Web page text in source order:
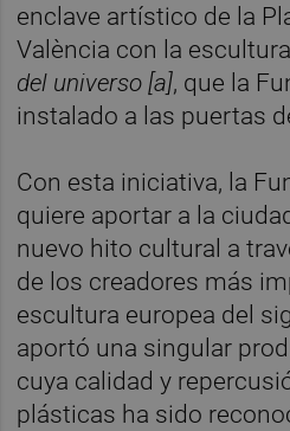
enclave artístico de la
València con la
del universo [a], que la
instalado a las puertas
Con esta iniciativa, la
quiere aportar a la
nuevo hito cultural a
de los creadores más
escultura europea del
aportó una singular
cuya calidad y
plásticas ha sido